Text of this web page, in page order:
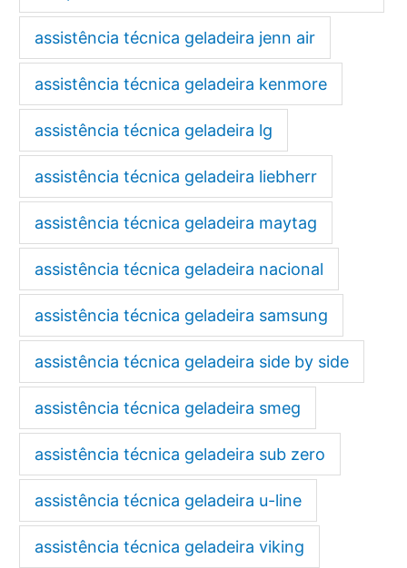
assistência técnica geladeira jenn air
assistência técnica geladeira kenmore
assistência técnica geladeira lg
assistência técnica geladeira liebherr
assistência técnica geladeira maytag
assistência técnica geladeira nacional
assistência técnica geladeira samsung
assistência técnica geladeira side by side
assistência técnica geladeira smeg
assistência técnica geladeira sub zero
assistência técnica geladeira u-line
assistência técnica geladeira viking